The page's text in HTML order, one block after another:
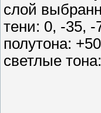
слой
тени: 0, -35, -
полутона:
светлые